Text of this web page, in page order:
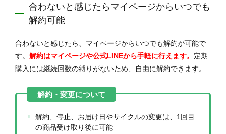
合わないと感じたらマイページからいつでも
解約可能
合わないと感じたら、マイページからいつでも解約が可能で
す。 解約はマイページや公式LINEから手軽に行えます。 定期
購入には継続回数の縛りがないため、自由に解約できます。
解約、停止、お届け日やサイクルの変更は、1回目
の商品受け取り後に可能